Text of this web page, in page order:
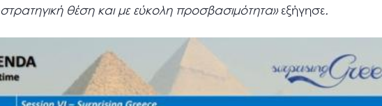
θέση και με εύκολη προσβασιμότητα» εξήγησε.